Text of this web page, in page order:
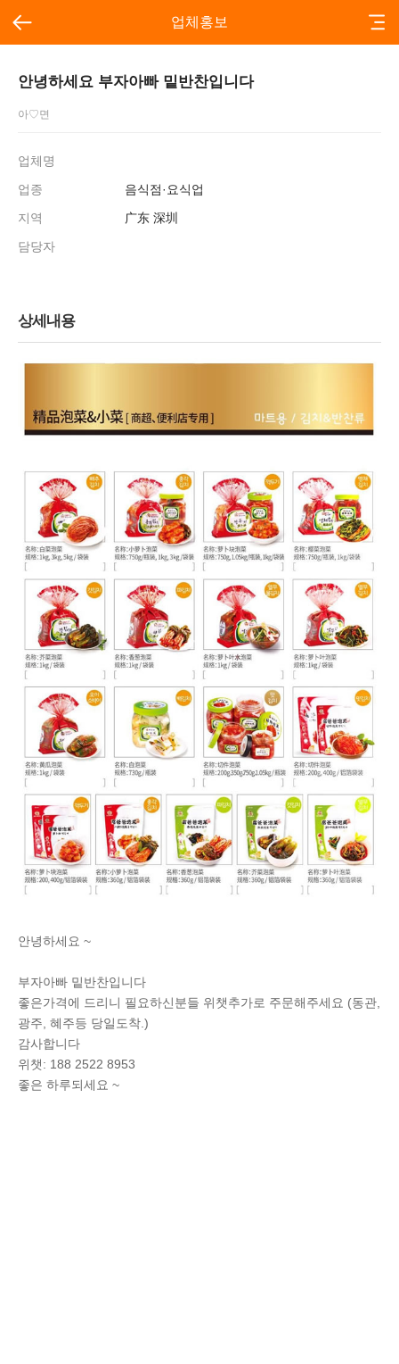
업체홍보
안녕하세요 부자아빠 밑반찬입니다
아♡면
업체명
업종
음식점·요식업
지역
广东 深圳
담당자
상세내용
안녕하세요 ~
부자아빠 밑반찬입니다
좋은가격에 드리니 필요하신분들 위챗추가로 주문해주세요 (동관,
광주, 혜주등 당일도착.)
감사합니다
위챗: 188 2522 8953
좋은 하루되세요 ~